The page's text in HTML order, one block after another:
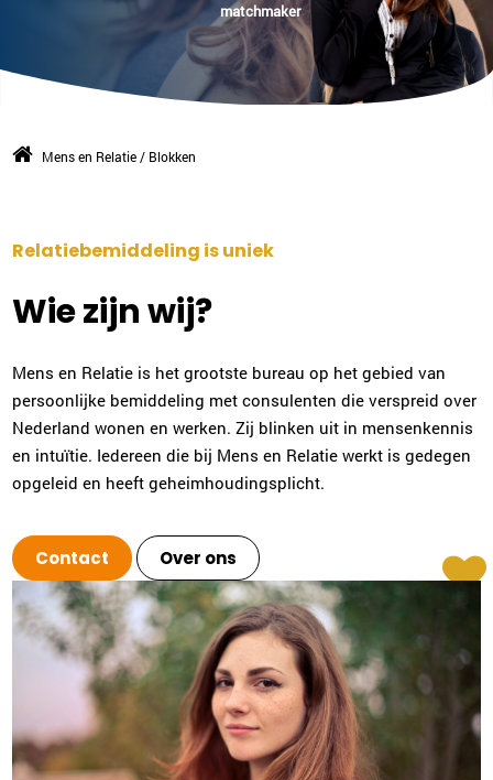
matchmaker
Mens en Relatie / Blokken
Relatiebemiddeling is uniek
Wie zijn wij?
Mens en Relatie is het grootste bureau op het gebied van
persoonlijke bemiddeling met consulenten die verspreid over
Nederland wonen en werken. Zij blinken uit in mensenkennis
en intuïtie. Iedereen die bij Mens en Relatie werkt is gedegen
opgeleid en heeft geheimhoudingsplicht.
Contact Over ons